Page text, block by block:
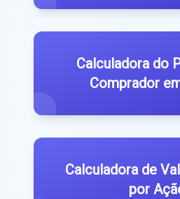
Calculadora do
Comprador
Calculadora de
por